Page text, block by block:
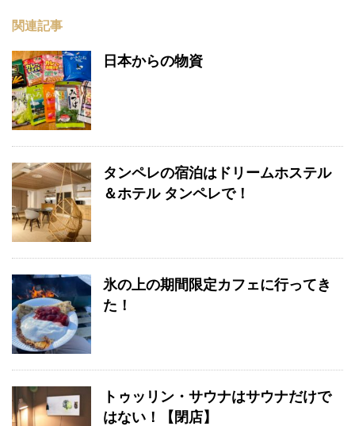
関連記事
日本からの物資
タンペレの宿泊はドリームホステル
＆ホテル タンペレで！
氷の上の期間限定カフェに行ってき
た！
トゥッリン・サウナはサウナだけで
はない！【閉店】